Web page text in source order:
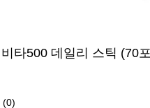
타500 데일리 스틱 (70
(0)